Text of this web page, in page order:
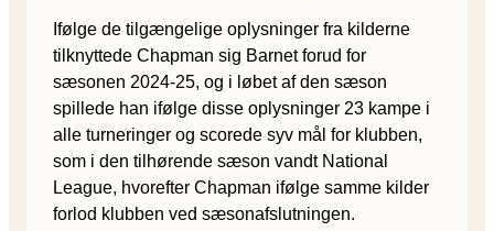
Ifølge de tilgængelige oplysninger fra kilderne
tilknyttede Chapman sig Barnet forud for
sæsonen 2024-25, og i løbet af den sæson
spillede han ifølge disse oplysninger 23 kampe i
alle turneringer og scorede syv mål for klubben,
som i den tilhørende sæson vandt National
League, hvorefter Chapman ifølge samme kilder
forlod klubben ved sæsonafslutningen.